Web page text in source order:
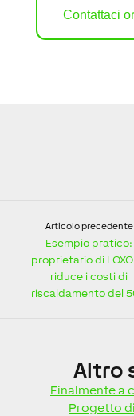
Contattaci
Articolo precedente
Esempio pratico:
proprietario di
riduce i costi di
riscaldamento del
Altro
Finalmente a
Progetto